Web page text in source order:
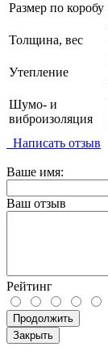
Размер по коробу
Толщина, вес
Утепление
Шумо- и
виброизоляция
Написать отзыв
Ваше имя:
Ваш отзыв
Рейтинг
Продолжить
Закрыть